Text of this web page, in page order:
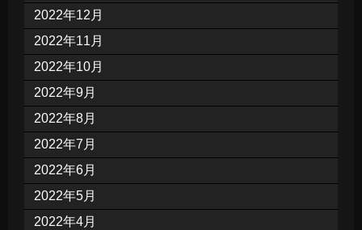
2022年12月
2022年11月
2022年10月
2022年9月
2022年8月
2022年7月
2022年6月
2022年5月
2022年4月